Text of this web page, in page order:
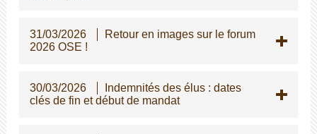
31/03/2026
Retour en images sur le forum
2026 OSE !
30/03/2026
Indemnités des élus : dates
clés de fin et début de mandat